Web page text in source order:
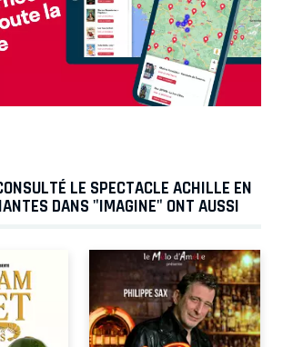
LE SPECTACLE ACHILLE EN
DANS "IMAGINE" ONT AUSSI